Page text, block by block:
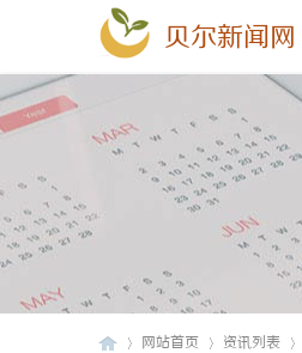
贝尔新闻网
网站首页 资讯列表